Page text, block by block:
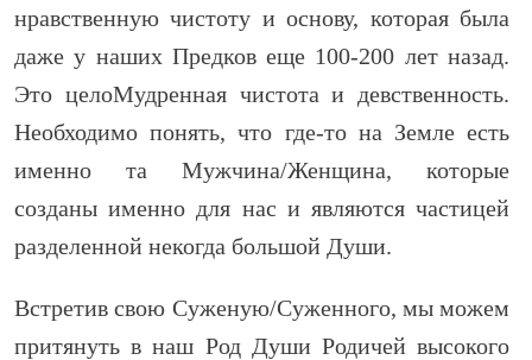
нравственную чистоту и основу, которая была
даже у наших Предков еще 100-200 лет назад.
Это целоМудренная чистота и девственность.
Необходимо понять, что где-то на Земле есть
именно та Мужчина/Женщина, которые
созданы именно для нас и являются частицей
разделенной некогда большой Души.
Встретив свою Суженую/Суженного, мы можем
притянуть в наш Род Души Родичей высокого